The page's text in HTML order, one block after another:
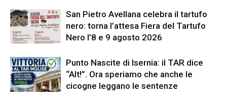
San Pietro Avellana celebra il tartufo
nero: torna l’attesa Fiera del Tartufo
Nero l’8 e 9 agosto 2026
Punto Nascite di Isernia: il TAR dice
“Alt!”. Ora speriamo che anche le
cicogne leggano le sentenze